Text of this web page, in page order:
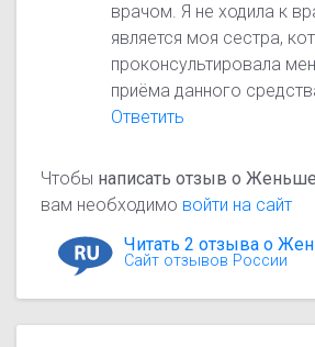
врачом. Я не ходила к
является моя сестра,
проконсультировала
приёма данного
Ответить
Чтобы написать отзыв о
вам необходимо войти на сайт
Читать 2 отзыва о
Сайт отзывов России